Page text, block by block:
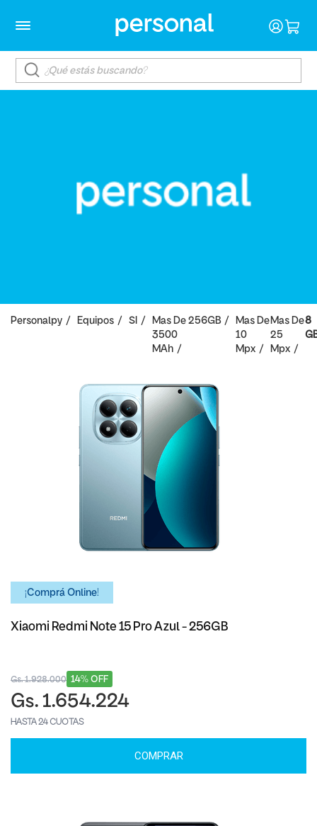
Personalpy Equipos SI
Mas De
3500
MAh
256GB
Mas De
10
Mpx
Mas De
25
Mpx
8
¡Comprá Online!
Xiaomi Redmi Note 15 Pro Azul - 256GB
14% OFF
Gs. 1.928.000
Gs. 1.654.224
HASTA 24 CUOTAS
COMPRAR